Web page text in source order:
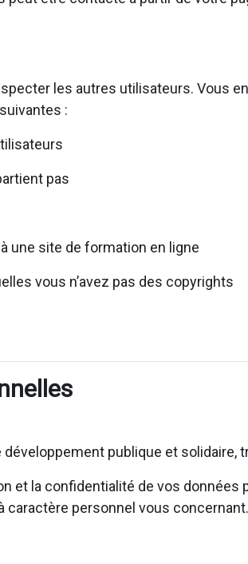
les autres utilisateurs. Vous
:
pas
une site de formation en ligne
vous n’avez pas des copyrights
développement publique et
et la confidentialité de vos
caractère personnel vous concernant.